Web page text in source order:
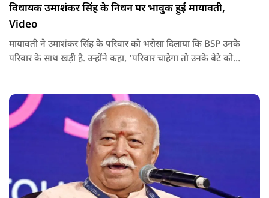
विधायक उमाशंकर सिंह के निधन पर भावुक हुईं मायावती,
Video
मायावती ने उमाशंकर सिंह के परिवार को भरोसा दिलाया कि BSP उनके
परिवार के साथ खड़ी है. उन्होंने कहा, ‘परिवार चाहेगा तो उनके बेटे को